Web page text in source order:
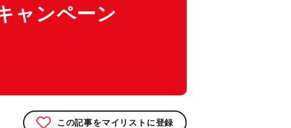
ャンペーン
この記事をマイリストに登録